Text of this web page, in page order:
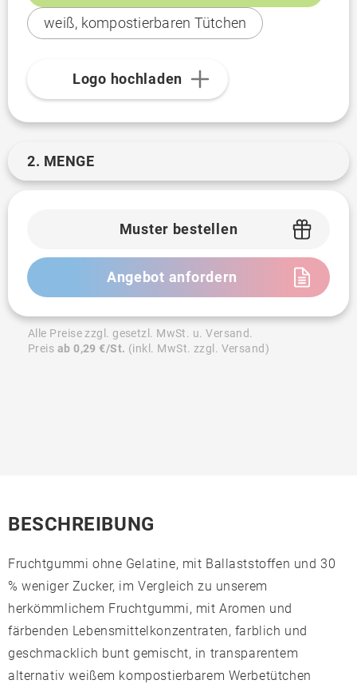
weiß, kompostierbaren Tütchen
Logo hochladen
2. MENGE
Muster bestellen
Angebot anfordern
Alle Preise zzgl. gesetzl. MwSt. u. Versand.
Preis ab 0,29 €/St. (inkl. MwSt. zzgl. Versand)
BESCHREIBUNG
Fruchtgummi ohne Gelatine, mit Ballaststoffen und 30
% weniger Zucker, im Vergleich zu unserem
herkömmlichem Fruchtgummi, mit Aromen und
färbenden Lebensmittelkonzentraten, farblich und
geschmacklich bunt gemischt, in transparentem
alternativ weißem kompostierbarem Werbetütchen